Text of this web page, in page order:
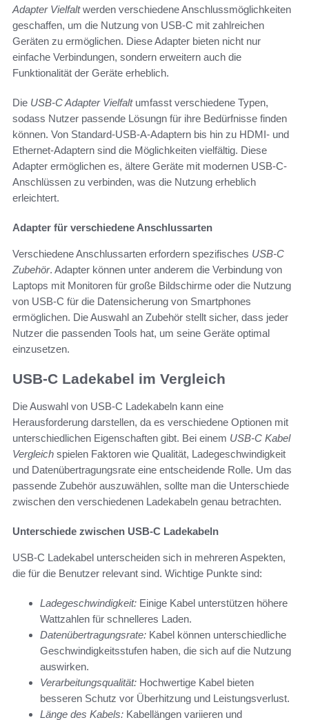
Adapter Vielfaltwerden verschiedene Anschlussmöglichkeiten
geschaffen, um die Nutzung von USB-C mit zahlreichen
Geräten zu ermöglichen. Diese Adapter bieten nicht nur
einfache Verbindungen, sondern erweitern auch die
Funktionalität der Geräte erheblich.
Die USB-C Adapter Vielfaltumfasst verschiedene Typen,
sodass Nutzer passende Lösungn für ihre Bedürfnisse finden
können. Von Standard-USB-A-Adaptern bis hin zu HDMI- und
Ethernet-Adaptern sind die Möglichkeiten vielfältig. Diese
Adapter ermöglichen es, ältere Geräte mit modernen USB-C-
Anschlüssen zu verbinden, was die Nutzung erheblich
erleichtert.
Adapter für verschiedene Anschlussarten
Verschiedene Anschlussarten erfordern spezifisches USB-C
Zubehör. Adapter können unter anderem die Verbindung von
Laptops mit Monitoren für große Bildschirme oder die Nutzung
von USB-C für die Datensicherung von Smartphones
ermöglichen. Die Auswahl an Zubehör stellt sicher, dass jeder
Nutzer die passenden Tools hat, um seine Geräte optimal
einzusetzen.
USB-C Ladekabel im Vergleich
Die Auswahl von USB-C Ladekabeln kann eine
Herausforderung darstellen, da es verschiedene Optionen mit
unterschiedlichen Eigenschaften gibt. Bei einem USB-C Kabel
Vergleich spielen Faktoren wie Qualität, Ladegeschwindigkeit
und Datenübertragungsrate eine entscheidende Rolle. Um das
passende Zubehör auszuwählen, sollte man die Unterschiede
zwischen den verschiedenen Ladekabeln genau betrachten.
Unterschiede zwischen USB-C Ladekabeln
USB-C Ladekabel unterscheiden sich in mehreren Aspekten,
die für die Benutzer relevant sind. Wichtige Punkte sind:
Ladegeschwindigkeit: Einige Kabel unterstützen höhere
Wattzahlen für schnelleres Laden.
Datenübertragungsrate: Kabel können unterschiedliche
Geschwindigkeitsstufen haben, die sich auf die Nutzung
auswirken.
Verarbeitungsqualität: Hochwertige Kabel bieten
besseren Schutz vor Überhitzung und Leistungsverlust.
Länge des Kabels: Kabellängen variieren und